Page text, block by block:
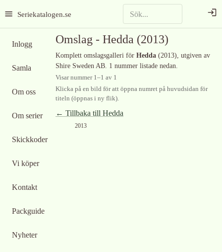
Seriekatalogen.se
Inlogg
Samla
Om oss
Om serier
Skickkoder
Vi köper
Kontakt
Packguide
Nyheter
Omslag - Hedda (2013)
Komplett omslagsgalleri för Hedda (2013), utgiven av
Shire Sweden AB. 1 nummer listade nedan.
Visar nummer 1–1 av 1
Klicka på en bild för att öppna numret på huvudsidan för
titeln (öppnas i ny flik).
← Tillbaka till Hedda
2013